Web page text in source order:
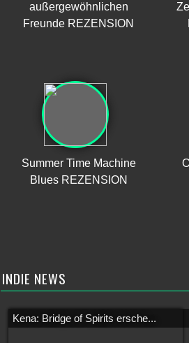
außergewöhnlichen
Freunde REZENSION
Summer Time Machine
Blues REZENSION
INDIE NEWS
Kena: Bridge of Spirits ersche...